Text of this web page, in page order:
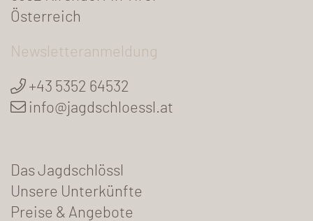
Österreich
Newsletteranmeldung
+43 5352 64532
info@jagdschloessl.at
Das Jagdschlössl
Unsere Unterkünfte
Preise & Angebote